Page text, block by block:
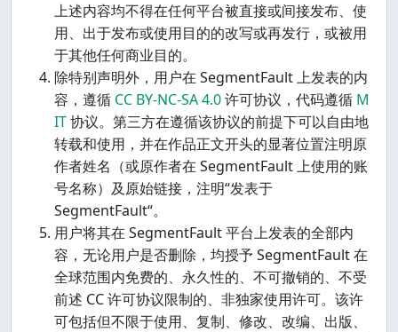
上述内容均不得在任何平台被直接或间接发布、使
用、出于发布或使用目的的改写或再发行，或被用
于其他任何商业目的。
除特别声明外，用户在 SegmentFault 上发表的内
容，遵循 CC BY-NC-SA 4.0许可协议，代码遵循 M
IT协议。第三方在遵循该协议的前提下可以自由地
转载和使用，并在作品正文开头的显著位置注明原
作者姓名（或原作者在 SegmentFault 上使用的账
号名称）及原始链接，注明“发表于
SegmentFault“。
用户将其在 SegmentFault 平台上发表的全部内
容，无论用户是否删除，均授予 SegmentFault 在
全球范围内免费的、永久性的、不可撤销的、不受
前述 CC 许可协议限制的、非独家使用许可。该许
可包括但不限于使用、复制、修改、改编、出版、